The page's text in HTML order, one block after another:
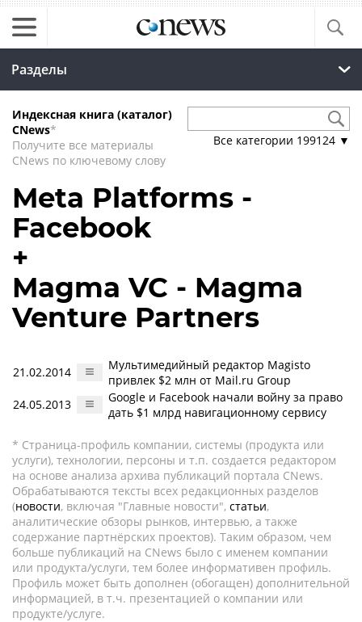
Разделы
Индексная книга (каталог)
CNews*
Получите все материалы
CNews по ключевому слову
Все категории 199124 ▼
Meta Platforms -
Facebook
+
Magma VC - Magma
Venture Partners
21.02.2014
Мультимедийный редактор Magisto
привлек $2 млн от Mail.ru Group
24.05.2013
Google и Facebook начали войну за право
дать $1 млрд навигационному сервису
* Страница-профиль компании, системы (продукта или
услуги), технологии, персоны и т.п. создается редактором
на основе анализа архива публикаций портала CNews.
Обрабатываются тексты всех редакционных разделов
(новости, включая "Главные новости", статьи,
аналитические обзоры рынков, интервью, а также
содержание партнёрских проектов). Таким образом, чем
больше публикаций на CNews было с именем компании
или продукта/услуги, тем более информативен профиль.
Профиль может быть дополнен (обогащен) дополнительной
информацией, в т.ч. презентацией о компании или
продукте/услуге.